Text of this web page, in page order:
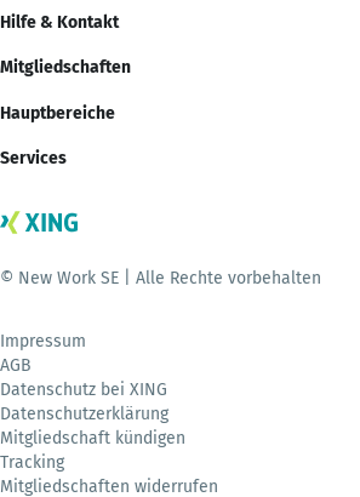
Hilfe & Kontakt
Mitgliedschaften
Hauptbereiche
Services
© New Work SE | Alle Rechte vorbehalten
Impressum
AGB
Datenschutz bei XING
Datenschutzerklärung
Mitgliedschaft kündigen
Tracking
Mitgliedschaften widerrufen